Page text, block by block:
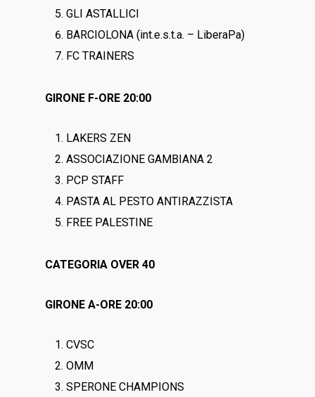
GLI ASTALLICI
BARCIOLONA (int.e.s.t.a. – LiberaPa)
FC TRAINERS
GIRONE F-ORE 20:00
LAKERS ZEN
ASSOCIAZIONE GAMBIANA 2
PCP STAFF
PASTA AL PESTO ANTIRAZZISTA
FREE PALESTINE
CATEGORIA OVER 40
GIRONE A-ORE 20:00
CVSC
OMM
SPERONE CHAMPIONS